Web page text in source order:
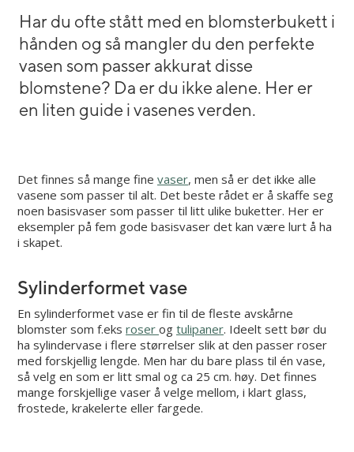
Har du ofte stått med en blomsterbukett i
hånden og så mangler du den perfekte
vasen som passer akkurat disse
blomstene? Da er du ikke alene. Her er
en liten guide i vasenes verden.
Det finnes så mange fine vaser, men så er det ikke alle
vasene som passer til alt. Det beste rådet er å skaffe seg
noen basisvaser som passer til litt ulike buketter. Her er
eksempler på fem gode basisvaser det kan være lurt å ha
i skapet.
Sylinderformet vase
En sylinderformet vase er fin til de fleste avskårne
blomster som f.eks roser og tulipaner. Ideelt sett bør du
ha sylindervase i flere størrelser slik at den passer roser
med forskjellig lengde. Men har du bare plass til én vase,
så velg en som er litt smal og ca 25 cm. høy. Det finnes
mange forskjellige vaser å velge mellom, i klart glass,
frostede, krakelerte eller fargede.